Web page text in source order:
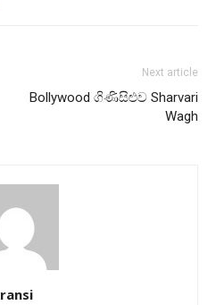
Next article
Bollywood ගිණිසිළුව Sharvari
Wagh
ransi